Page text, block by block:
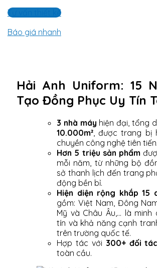
Tư vấn thiết kế
Báo giá nhanh
Hải Anh Uniform: 15
Tạo Đồng Phục Uy Tín
3 nhà máy hiện đại, tổng
10.000m² , được trang
chuyền công nghệ tiên tiến.
Hơn 5 triệu sản phẩm
mỗi năm, từ những bộ
sở thanh lịch đến trang
động bền bỉ.
Hiện diện rộng khắp 15
gồm: Việt Nam, Đông
Mỹ và Châu Âu,... là
tín và khả năng cạnh
trên trường quốc tế.
Hợp tác với 300+ đối tác
toàn cầu.